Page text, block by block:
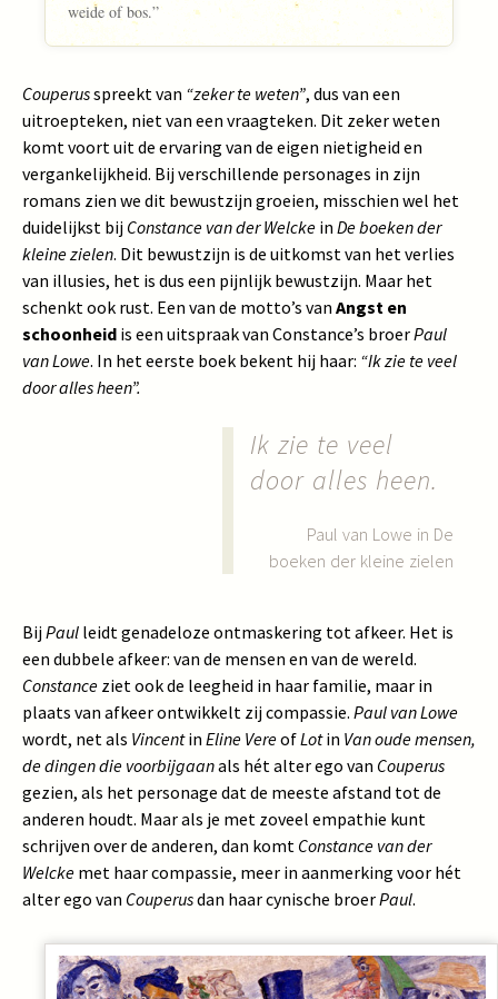
weide of bos.”
Couperusspreekt van “zeker te weten”, dus van een
uitroepteken, niet van een vraagteken. Dit zeker weten
komt voort uit de ervaring van de eigen nietigheid en
vergankelijkheid. Bij verschillende personages in zijn
romans zien we dit bewustzijn groeien, misschien wel het
duidelijkst bij Constance van der Welcke in De boeken der
kleine zielen. Dit bewustzijn is de uitkomst van het verlies
van illusies, het is dus een pijnlijk bewustzijn. Maar het
schenkt ook rust. Een van de motto’s van Angst en
schoonheid is een uitspraak van Constance’s broerPaul
van Lowe. In het eerste boek bekent hij haar: “Ik zie te veel
door alles heen”.
Ik zie te veel
door alles heen.
Paul van Lowe in De
boeken der kleine zielen
BijPaul leidt genadeloze ontmaskering tot afkeer. Het is
een dubbele afkeer: van de mensen en van de wereld.
Constance ziet ook de leegheid in haar familie, maar in
plaats van afkeer ontwikkelt zij compassie. Paul van Lowe
wordt, net als Vincentin Eline VereofLotin Van oude mensen,
de dingen die voorbijgaanals hét alter ego van Couperus
gezien, als het personage dat de meeste afstand tot de
anderen houdt. Maar als je met zoveel empathie kunt
schrijven over de anderen, dan komt Constance van der
Welcke met haar compassie, meer in aanmerking voor hét
alter ego van Couperusdan haar cynische broerPaul.